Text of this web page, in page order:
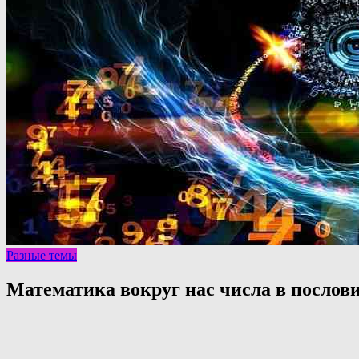
Разные темы
Математика вокруг нас числа в